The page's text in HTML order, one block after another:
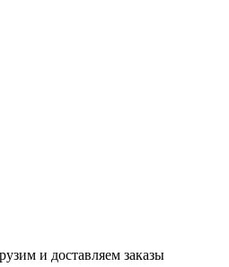
и доставляем заказы